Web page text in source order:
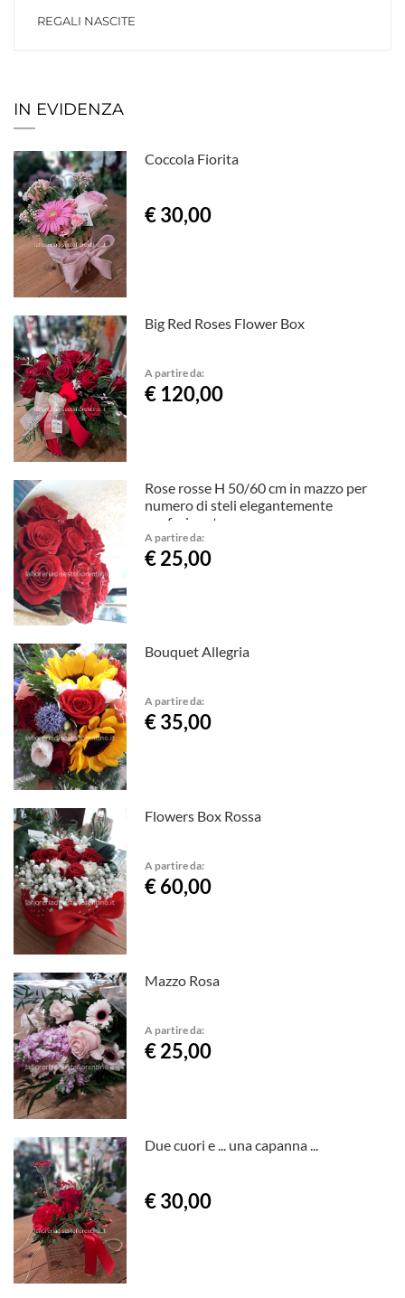
REGALI NASCITE
IN EVIDENZA
Coccola Fiorita
€ 30,00
Big Red Roses Flower Box
A partire da:
€ 120,00
Rose rosse H 50/60 cm in mazzo per
numero di steli elegantemente
confezionate
A partire da:
€ 25,00
Bouquet Allegria
A partire da:
€ 35,00
Flowers Box Rossa
A partire da:
€ 60,00
Mazzo Rosa
A partire da:
€ 25,00
Due cuori e ... una capanna ...
€ 30,00